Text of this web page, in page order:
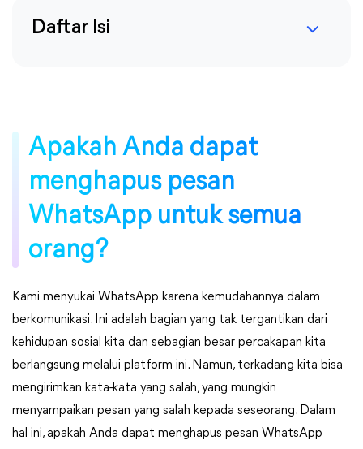
Daftar Isi
Apakah Anda dapat
menghapus pesan
WhatsApp untuk semua
orang?
Kami menyukai WhatsApp karena kemudahannya dalam
berkomunikasi. Ini adalah bagian yang tak tergantikan dari
kehidupan sosial kita dan sebagian besar percakapan kita
berlangsung melalui platform ini. Namun, terkadang kita bisa
mengirimkan kata-kata yang salah, yang mungkin
menyampaikan pesan yang salah kepada seseorang. Dalam
hal ini, apakah Anda dapat menghapus pesan WhatsApp